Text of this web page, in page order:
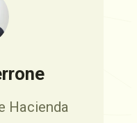
Hacienda